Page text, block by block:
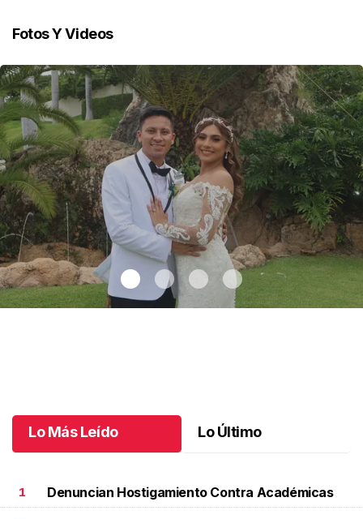
Fotos Y Videos
Lo Más Leído Lo Último
1 Denuncian Hostigamiento Contra Académicas